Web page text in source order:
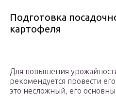
Подготовка
картофеля
Для повышения
рекомендуется провести
это несложный, его